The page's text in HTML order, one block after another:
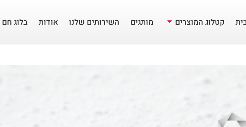
קטלוג המוצרים מותגים השירותים שלנו אודות בלוג